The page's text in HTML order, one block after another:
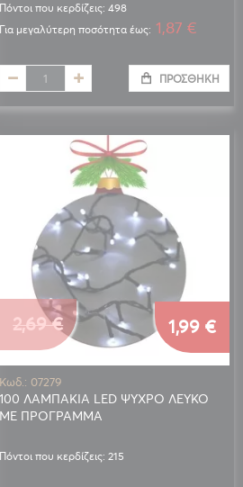
Πόντοι που κερδίζεις: 498
Για μεγαλύτερη ποσότητα έως: 1,87 €
ΠΡΟΣΘΉΚΗ
Κωδ.: 07279
100 ΛΑΜΠΑΚΙΑ LED ΨΥΧΡΟ ΛΕΥΚΟ
ΜΕ ΠΡΟΓΡΑΜΜΑ
Πόντοι που κερδίζεις: 215
2,69 €
Ειδική
Τιμή1,99 €